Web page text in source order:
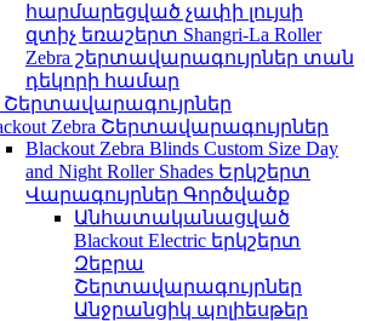
հարմարեցված չափի լույսի
զտիչ եռաշերտ Shangri-La Roller
Zebra շերտավարագույրներ տան
դեկորի համար
Zebra Շերտավարագույրներ
Blackout Zebra Blinds Custom Size Day
and Night Roller Shades Երկշերտ
Վարագույրներ Գործվածք
Անհատականացված
Blackout Electric երկշերտ
Զեբրա
Շերտավարագույրներ
Անջրանցիկ պոլիեսթեր